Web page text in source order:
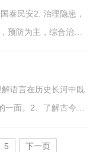
泰民安2. 治理隐患，
预防为主，综合治理
语言在历史长河中既
面。2、了解古今汉
5
下一页